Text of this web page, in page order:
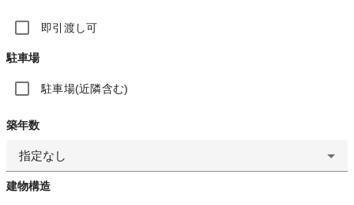
即引渡し可
駐車場
駐車場(近隣含む)
築年数
指定なし
建物構造